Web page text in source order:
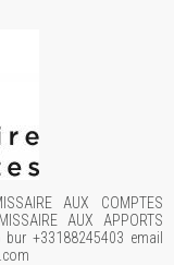
AUX COMPTES
AUX APPORTS
+33188245403 email